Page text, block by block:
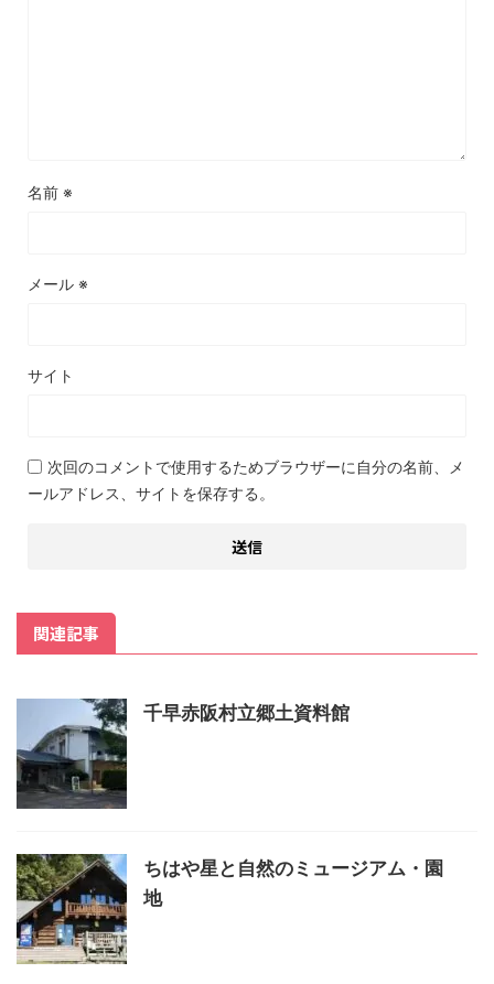
名前 ※
メール ※
サイト
次回のコメントで使用するためブラウザーに自分の名前、メ
ールアドレス、サイトを保存する。
関連記事
千早赤阪村立郷土資料館
ちはや星と自然のミュージアム・園
地